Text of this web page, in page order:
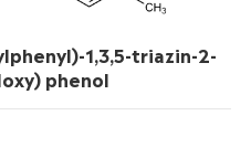
1,3,5-triazin-2-
phenol